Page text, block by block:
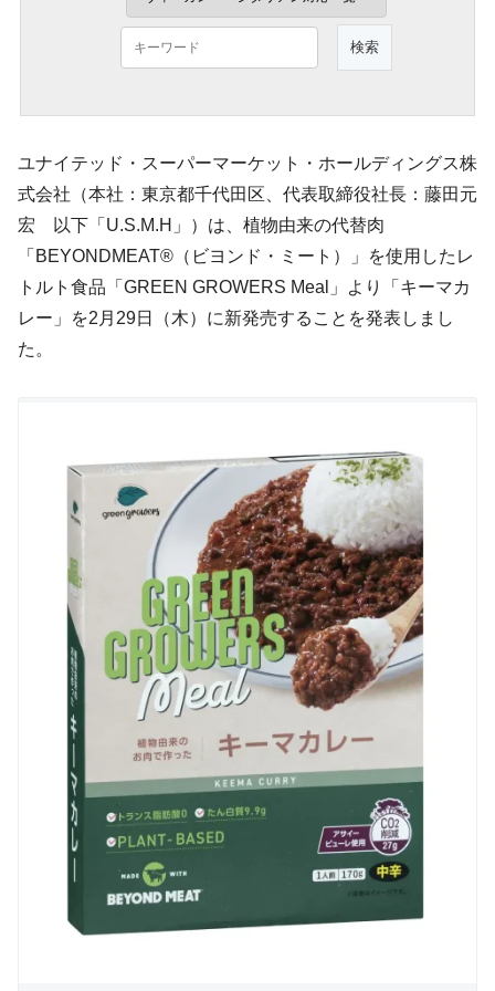
ユナイテッド・スーパーマーケット・ホールディングス株
式会社（本社：東京都千代田区、代表取締役社長：藤田元
宏 以下「U.S.M.H」）は、植物由来の代替肉
「BEYONDMEAT®（ビヨンド・ミート）」を使用したレ
トルト食品「GREEN GROWERS Meal」より「キーマカ
レー」を2月29日（木）に新発売することを発表しまし
た。